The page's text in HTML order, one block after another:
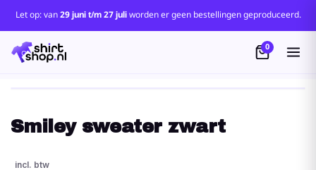
Let op: van29 juni t/m 27 juliworden er geen bestellingen geproduceerd.
0
Smiley sweater zwart